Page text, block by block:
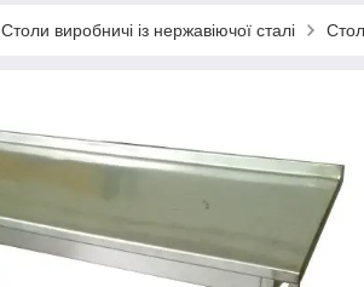
Столи виробничі із нержавіючої сталі